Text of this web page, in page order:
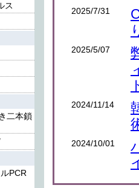
ス
二本鎖
PCR
2025/7/31
2025/5/07
2024/11/14
2024/10/01